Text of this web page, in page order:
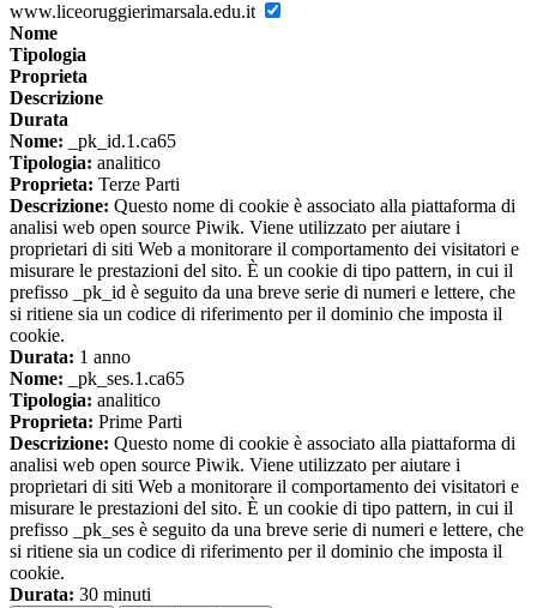
www.liceoruggierimarsala.edu.it
Nome
Tipologia
Proprieta
Descrizione
Durata
Nome: _pk_id.1.ca65
Tipologia: analitico
Proprieta: Terze Parti
Descrizione: Questo nome di cookie è associato alla piattaforma di
analisi web open source Piwik. Viene utilizzato per aiutare i
proprietari di siti Web a monitorare il comportamento dei visitatori e
misurare le prestazioni del sito. È un cookie di tipo pattern, in cui il
prefisso _pk_id è seguito da una breve serie di numeri e lettere, che
si ritiene sia un codice di riferimento per il dominio che imposta il
cookie.
Durata: 1 anno
Nome: _pk_ses.1.ca65
Tipologia: analitico
Proprieta: Prime Parti
Descrizione: Questo nome di cookie è associato alla piattaforma di
analisi web open source Piwik. Viene utilizzato per aiutare i
proprietari di siti Web a monitorare il comportamento dei visitatori e
misurare le prestazioni del sito. È un cookie di tipo pattern, in cui il
prefisso _pk_ses è seguito da una breve serie di numeri e lettere, che
si ritiene sia un codice di riferimento per il dominio che imposta il
cookie.
Durata: 30 minuti